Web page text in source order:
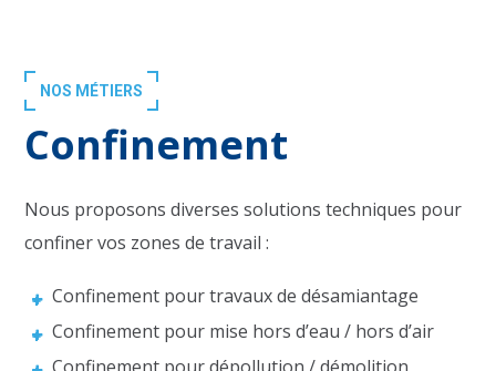
NOS MÉTIERS
Confinement
Nous proposons diverses solutions techniques pour
confiner vos zones de travail :
Confinement pour travaux de désamiantage
Confinement pour mise hors d’eau / hors d’air